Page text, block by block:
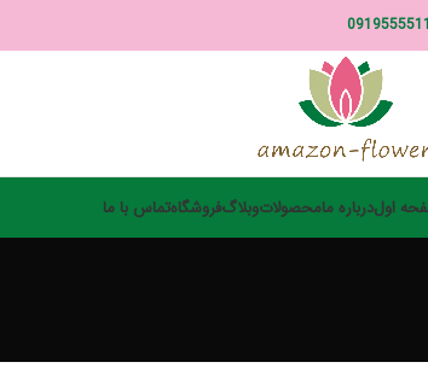
اولدرباره مامحصولاتوبلاگفروشگاهتماس با ما